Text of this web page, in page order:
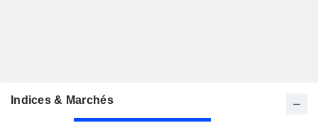
Indices & Marchés